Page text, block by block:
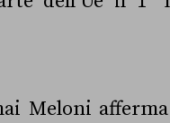
Meloni